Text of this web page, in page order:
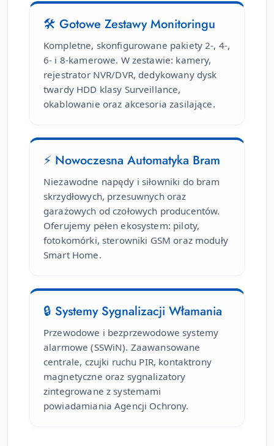
🛠 Gotowe Zestawy Monitoringu
Kompletne, skonfigurowane pakiety 2-, 4-,
6- i 8-kamerowe. W zestawie: kamery,
rejestrator NVR/DVR, dedykowany dysk
twardy HDD klasy Surveillance,
okablowanie oraz akcesoria zasilające.
⚡ Nowoczesna Automatyka Bram
Niezawodne napędy i siłowniki do bram
skrzydłowych, przesuwnych oraz
garażowych od czołowych producentów.
Oferujemy pełen ekosystem: piloty,
fotokomórki, sterowniki GSM oraz moduły
Smart Home.
🔒 Systemy Sygnalizacji Włamania
Przewodowe i bezprzewodowe systemy
alarmowe (SSWiN). Zaawansowane
centrale, czujki ruchu PIR, kontaktrony
magnetyczne oraz sygnalizatory
zintegrowane z systemami
powiadamiania Agencji Ochrony.